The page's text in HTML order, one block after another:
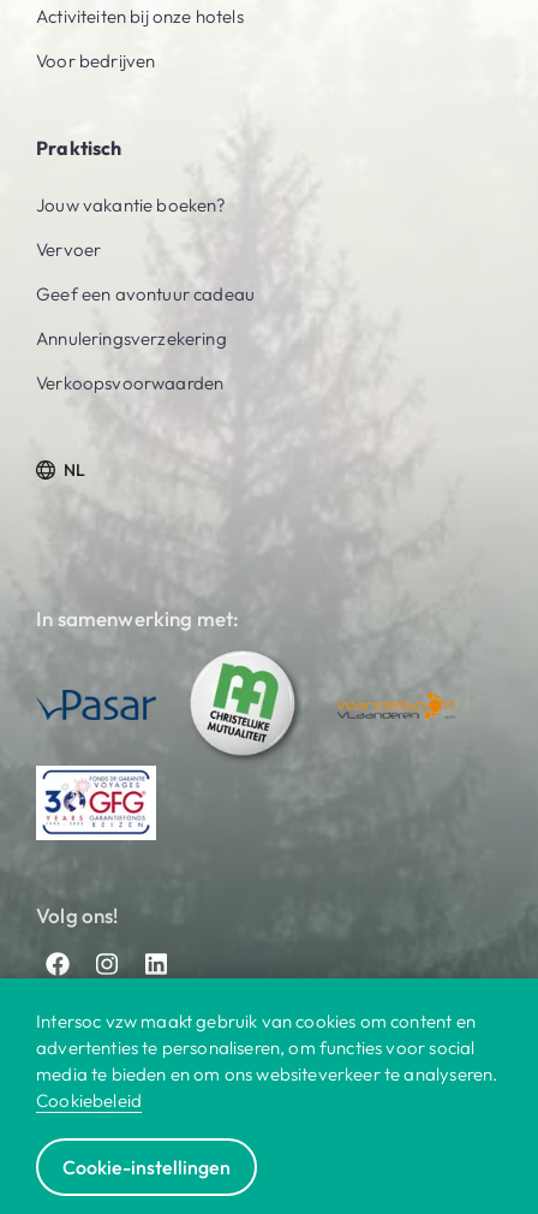
Activiteiten bij onze hotels
Voor bedrijven
Praktisch
Jouw vakantie boeken?
Vervoer
Geef een avontuur cadeau
Annuleringsverzekering
Verkoopsvoorwaarden
NL
In samenwerking met:
Volg ons!
Bestemmingen | Contact
Intersoc vzw maakt gebruik van cookies om content en
advertenties te personaliseren, om functies voor social
media te bieden en om ons websiteverkeer te analyseren.
Cookiebeleid
Cookie-instellingen